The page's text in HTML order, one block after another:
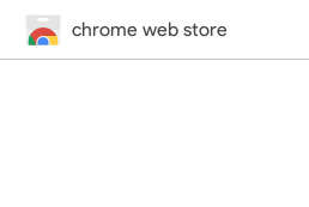
chrome web store